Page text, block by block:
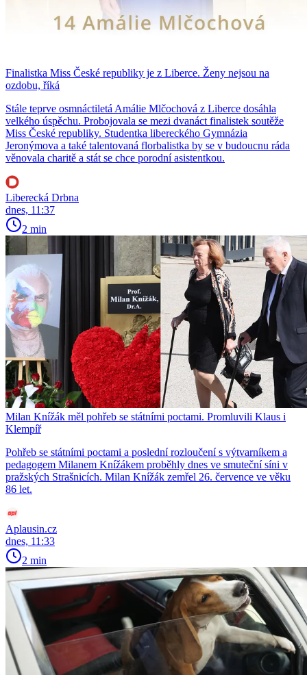
Finalistka Miss České republiky je z Liberce. Ženy nejsou na
ozdobu, říká
Stále teprve osmnáctiletá Amálie Mlčochová z Liberce dosáhla
velkého úspěchu. Probojovala se mezi dvanáct finalistek soutěže
Miss České republiky. Studentka libereckého Gymnázia
Jeronýmova a také talentovaná florbalistka by se v budoucnu ráda
věnovala charitě a stát se chce porodní asistentkou.
Liberecká Drbna
dnes, 11:37
2 min
Milan Knížák měl pohřeb se státními poctami. Promluvili Klaus i
Klempíř
Pohřeb se státními poctami a poslední rozloučení s výtvarníkem a
pedagogem Milanem Knížákem proběhly dnes ve smuteční síni v
pražských Strašnicích. Milan Knížák zemřel 26. července ve věku
86 let.
Aplausin.cz
dnes, 11:33
2 min